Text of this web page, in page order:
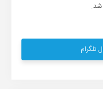
شد.
تلگرام